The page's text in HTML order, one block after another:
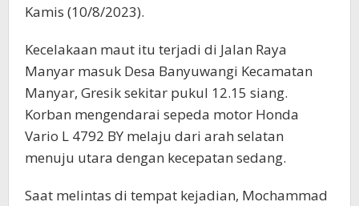
Kamis (10/8/2023).
Kecelakaan maut itu terjadi di Jalan Raya
Manyar masuk Desa Banyuwangi Kecamatan
Manyar, Gresik sekitar pukul 12.15 siang.
Korban mengendarai sepeda motor Honda
Vario L 4792 BY melaju dari arah selatan
menuju utara dengan kecepatan sedang.
Saat melintas di tempat kejadian, Mochammad